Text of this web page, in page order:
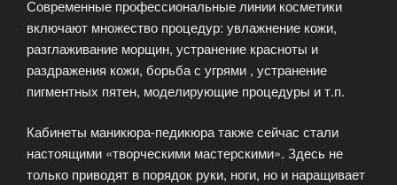
Современные профессиональные линии косметики
включают множество процедур: увлажнение кожи,
разглаживание морщин, устранение красноты и
раздражения кожи, борьба с угрями , устранение
пигментных пятен, моделирующие процедуры и т.п.
Кабинеты маникюра-педикюра также сейчас стали
настоящими «творческими мастерскими». Здесь не
только приводят в порядок руки, ноги, но и наращивает